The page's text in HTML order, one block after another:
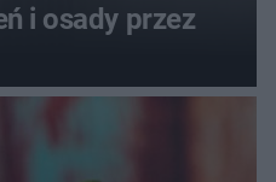
i osady przez